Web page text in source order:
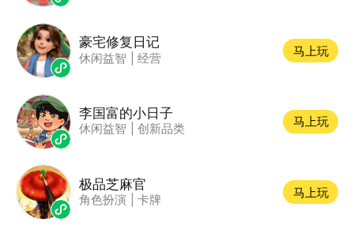
豪宅修复日记
休闲益智 经营
马上玩
李国富的小日子
休闲益智 创新品类
马上玩
极品芝麻官
角色扮演 卡牌
马上玩